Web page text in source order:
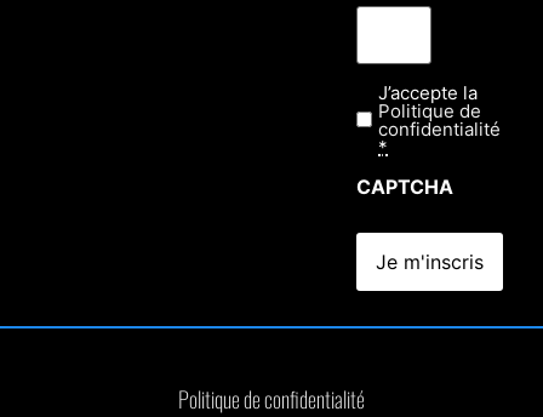
Confidentialité
*
J’accepte la
Politique de
confidentialité
*
CAPTCHA
Politique de confidentialité